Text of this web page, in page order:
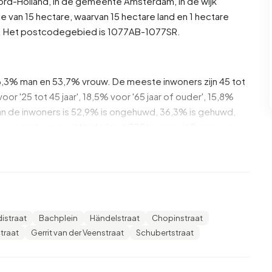
15 hectare, waarvan 15 hectare land en 1 hectare
postcodegebied is 1077AB-1077SR.
man en 53,7% vrouw. De meeste inwoners zijn 45 tot
'25 tot 45 jaar', 18,5% voor '65 jaar of ouder', 15,8%
de inwoners is 52,9% is ongehuwd, 36,3% is gehuwd,
Het gemiddelde inkomen per inkomensontvanger is
gemiddelde van €35.800. Per inwoner ligt het
Bachplein Händelstraat
Chopinstraat
Gerrit van der Veenstraat Schubertstraat